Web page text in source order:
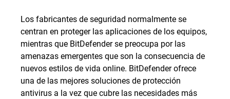
Los fabricantes de seguridad normalmente se
centran en proteger las aplicaciones de los equipos,
mientras que BitDefender se preocupa por las
amenazas emergentes que son la consecuencia de
nuevos estilos de vida online. BitDefender ofrece
una de las mejores soluciones de protección
antivirus a la vez que cubre las necesidades más